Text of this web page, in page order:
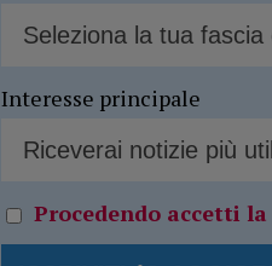
Interesse principale
Procedendo accetti